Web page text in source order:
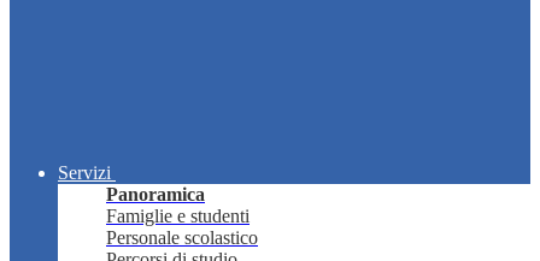
Servizi
Panoramica
Famiglie e studenti
Personale scolastico